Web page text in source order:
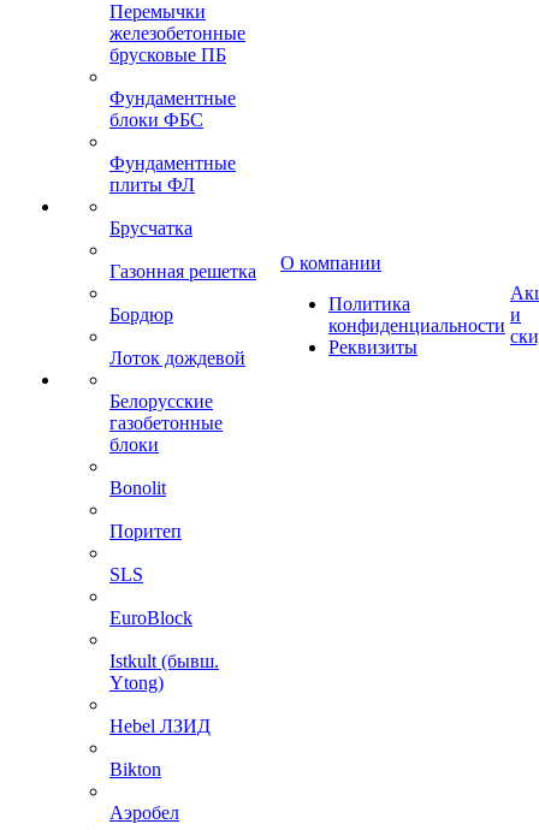
Перемычки
железобетонные
брусковые ПБ
Фундаментные
блоки ФБС
Фундаментные
плиты ФЛ
Брусчатка
Газонная решетка
Бордюр
Лоток дождевой
Белорусские
газобетонные
блоки
Bonolit
Поритеп
SLS
EuroBlock
Istkult (бывш.
Ytong)
Hebel ЛЗИД
Bikton
Аэробел
О компании
Политика
конфиденциальности
Реквизиты
и